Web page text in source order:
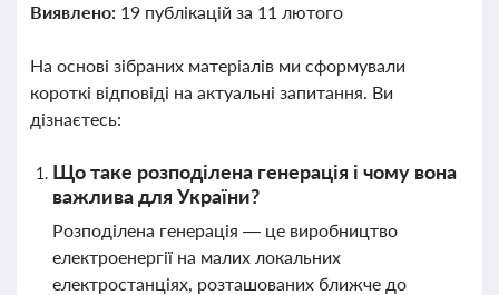
Виявлено: 19 публікацій за 11 лютого
На основі зібраних матеріалів ми сформували
короткі відповіді на актуальні запитання. Ви
дізнаєтесь:
Що таке розподілена генерація і чому вона
важлива для України?
Розподілена генерація — це виробництво
електроенергії на малих локальних
електростанціях, розташованих ближче до